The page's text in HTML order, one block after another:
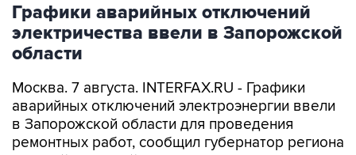
Графики аварийных отключений
электричества ввели в Запорожской
области
Москва. 7 августа. INTERFAX.RU - Графики
аварийных отключений электроэнергии ввели
в Запорожской области для проведения
ремонтных работ, сообщил губернатор региона